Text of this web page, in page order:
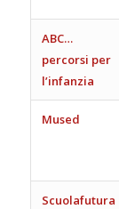
ABC…
percorsi per
l’infanzia
Mused
Scuolafutura